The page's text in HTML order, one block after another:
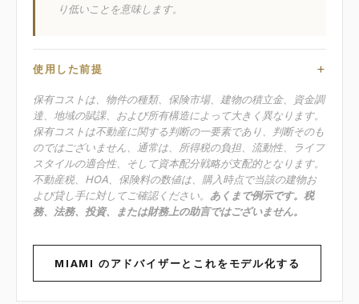
り低いことを意味します。
使用した前提
保有コストは、物件の種類、保険市場、建物の積立金、資金調
達、地域の賦課、および所有構造によって大きく異なります。
保有コストは不動産に関する判断の一要素であり、判断そのも
のではございません、通常は、所得税の負担、流動性、ライフ
スタイルの適合性、そして資本配分戦略が支配的となります。
不動産税、HOA、保険料の数値は、購入時点で当該の建物お
よび貸し手に対してご確認ください。 あくまで例示です。税
務、法務、投資、または財務上の助言ではございません。
MIAMI のアドバイザーとこれをモデル化する